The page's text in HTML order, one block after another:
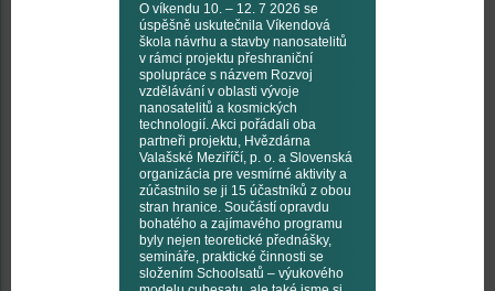
O víkendu 10. – 12. 7 2026 se
úspěšně uskutečnila Víkendová
škola návrhu a stavby nanosatelitů
v rámci projektu přeshraniční
spolupráce s názvem Rozvoj
vzdělávání v oblasti vývoje
nanosatelitů a kosmických
technologií. Akci pořádali oba
partneři projektu, Hvězdárna
Valašské Meziříčí, p. o. a Slovenská
organizácia pre vesmírné aktivity a
zúčastnilo se ji 15 účastníků z obou
stran hranice. Součástí opravdu
bohatého a zajímavého programu
byly nejen teoretické přednášky,
semináře, praktické činnosti se
složením Schoolsatů – výukového